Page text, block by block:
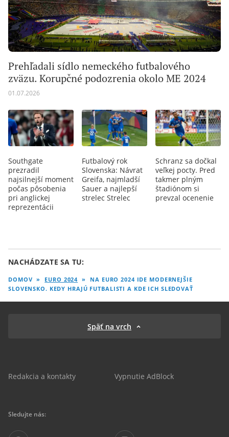
Prehľadali sídlo nemeckého futbalového
zväzu. Korupčné podozrenia okolo ME 2024
01.07.2026
Southgate
prezradil
najsilnejší moment
počas pôsobenia
pri anglickej
reprezentácii
Futbalový rok
Slovenska: Návrat
Greifa, najmladší
Sauer a najlepší
strelec Strelec
Schranz sa dočkal
veľkej pocty. Pred
takmer plným
štadiónom si
prevzal ocenenie
NACHÁDZATE SA TU:
DOMOV » EURO 2024 »
NA EURO 2024 IDE MODERNEJŠIE
SLOVENSKO. KEDY HRAJÚ FUTBALISTI A KDE ICH SLEDOVAŤ
Späť na vrch
Redakcia a kontakty Vypnutie AdBlock
Sledujte nás: